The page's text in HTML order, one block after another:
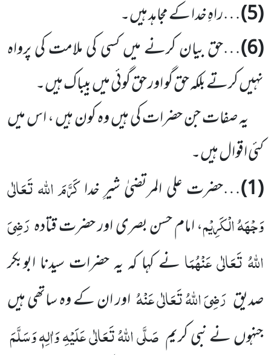
(5) …راہِ خدا کے مجاہد ہیں۔
(6) …حق بیان کرنے میں کسی کی ملامت کی پرواہ
نہیں کرتے بلکہ حق گو اور حق گوئی میں بیباک ہیں۔
یہ صفات جن حضرات کی ہیں وہ کون ہیں ، اس میں
کئی اقوال ہیں۔
(1) …حضرت علی المرتضیٰ شیرِ خداکَرَّمَ اللہ تَعَالٰی
وَجْہَہُ الْکَرِیْم، امام حسن بصری اور حضرت قتادہرَضِیَ
اللہُ تَعَالٰی عَنْہُمَانے کہا کہ یہ حضرات سیدنا ابوبکر
صدیق رَضِیَ اللہُ تَعَالٰی عَنْہُاور ان کے وہ ساتھی ہیں
جنہوں نے نبی کریم صَلَّی اللہُ تَعَالٰی عَلَیْہِ وَاٰلِہٖ وَسَلَّمَ